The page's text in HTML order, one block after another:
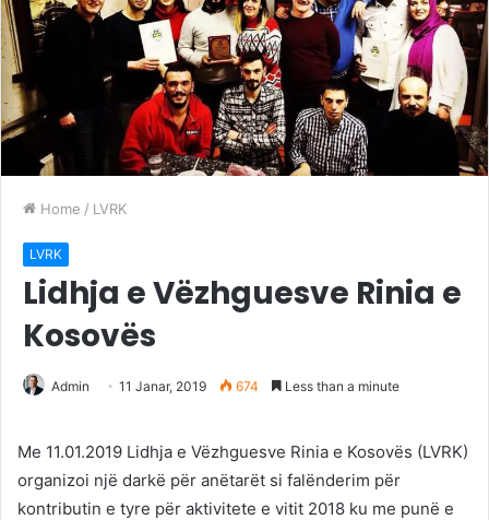
Home / LVRK
LVRK
Lidhja e Vëzhguesve Rinia e
Kosovës
Admin 11 Janar, 2019 674 Less than a minute
Me 11.01.2019 Lidhja e Vëzhguesve Rinia e Kosovës (LVRK)
organizoi një darkë për anëtarët si falënderim për
kontributin e tyre për aktivitete e vitit 2018 ku me punë e